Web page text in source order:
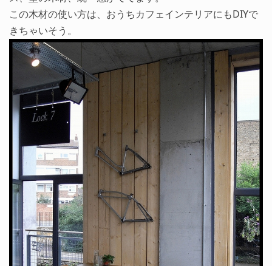
この木材の使い方は、おうちカフェインテリアにもDIYで
きちゃいそう。